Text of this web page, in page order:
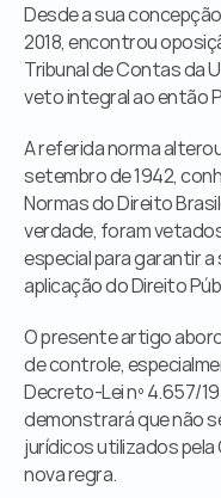
Desde a sua
2018, encontrou
Tribunal de Contas da
veto integral ao então
A referida norma
setembro de 1942,
Normas do Direito
verdade, foram
especial para garantir a
aplicação do Direito
O presente artigo
de controle,
Decreto-Lei nº 4.657/
demonstrará que não
jurídicos utilizados
nova regra.